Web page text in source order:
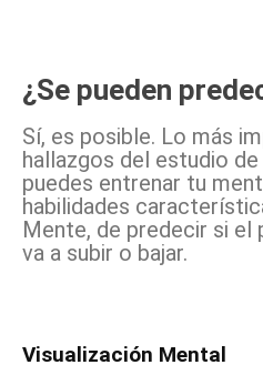
¿Se pueden
Sí, es posible. Lo más
hallazgos del estudio de
puedes entrenar tu
habilidades
Mente, de predecir si
va a subir o bajar.
Visualización Mental